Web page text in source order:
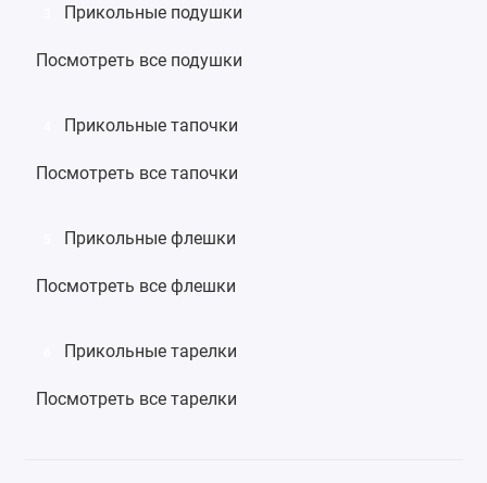
Прикольные подушки
Посмотреть все подушки
Прикольные тапочки
Посмотреть все тапочки
Прикольные флешки
Посмотреть все флешки
Прикольные тарелки
Посмотреть все тарелки